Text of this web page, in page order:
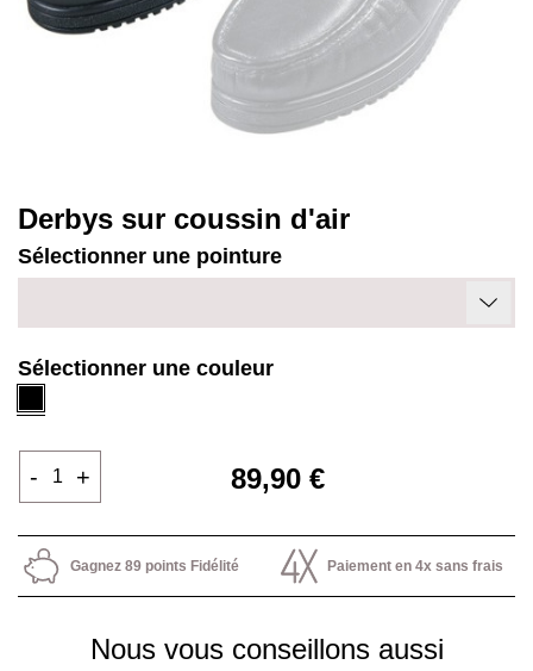
Derbys sur coussin d'air
Sélectionner une pointure
Sélectionner une couleur
89,90 €
- +
Gagnez 89 points Fidélité Paiement en 4x sans frais
Nous vous conseillons aussi